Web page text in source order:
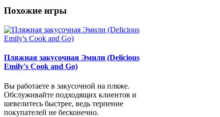
Похожие игры
Пляжная закусочная Эмили (Delicious
Emily's Cook and Go)
Вы работаете в закусочной на пляже.
Обслуживайте подходящих клиентов и
шевелитесь быстрее, ведь терпение
покупателей не бесконечно.